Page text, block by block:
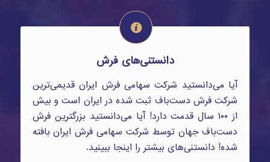
دانستنی‌های فرش
آیا می‌دانستید شرکت سهامی فرش ایران قدیمی‌ترین
شرکت فرش دست‌باف ثبت شده در ایران است و بیش
از ۱۰۰ سال قدمت دارد! آیا می‌دانستید بزرگترین فرش
دست‌باف جهان توسط شرکت سهامی فرش ایران بافته
شده! دانستنی‌های بیشتر را اینجا ببینید.